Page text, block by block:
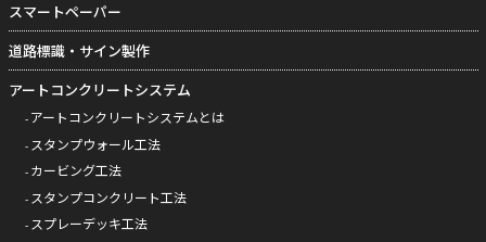
スマートペーパー
道路標識・サイン製作
アートコンクリートシステム
アートコンクリートシステムとは
スタンプウォール工法
カービング工法
スタンプコンクリート工法
スプレーデッキ工法